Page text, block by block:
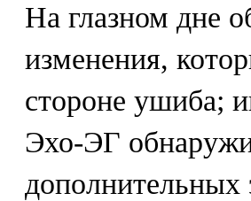
На глазном дне
изменения,
стороне ушиба;
Эхо-ЭГ
дополнительных